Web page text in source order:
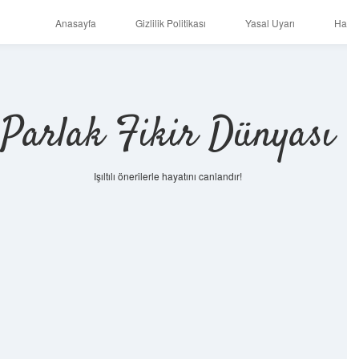
Anasayfa Gizlilik Politikası Yasal Uyarı
Parlak Fikir Dünyası
Işıltılı önerilerle hayatını canlandır!